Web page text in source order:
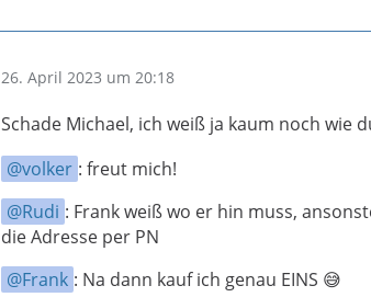
26. April 2023 um 20:18
Schade Michael, ich weiß ja kaum noch wie
volker : freut mich!
Rudi : Frank weiß wo er hin muss,
die Adresse per PN
Frank : Na dann kauf ich genau EINS 😅